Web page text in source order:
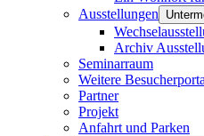
Ausstellungen
Archiv
Seminarraum
Weitere
Partner
Projekt
Anfahrt und Parken